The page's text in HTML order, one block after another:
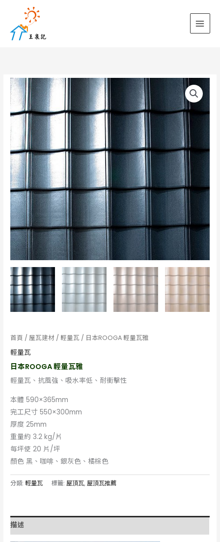
首頁 / 屋瓦建材 /輕量瓦 / 日本ROOGA 輕量瓦雅
輕量瓦
日本ROOGA 輕量瓦雅
輕量瓦、抗風強、吸水率低、耐衝擊性
本體 590×365mm
完工尺寸 550×300mm
厚度 25mm
重量約 3.2 kg/片
每坪使 20 片/坪
顏色 黑、咖啡、銀灰色、橘棕色
分類:輕量瓦 標籤:屋頂瓦,屋頂瓦推薦
描述